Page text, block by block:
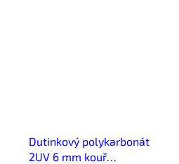
Dutinkový polykarbonát
2UV 6 mm kouř